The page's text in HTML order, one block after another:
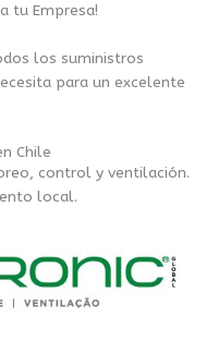
tu Empresa!
los suministros
para un excelente
Chile
control y ventilación.
local.